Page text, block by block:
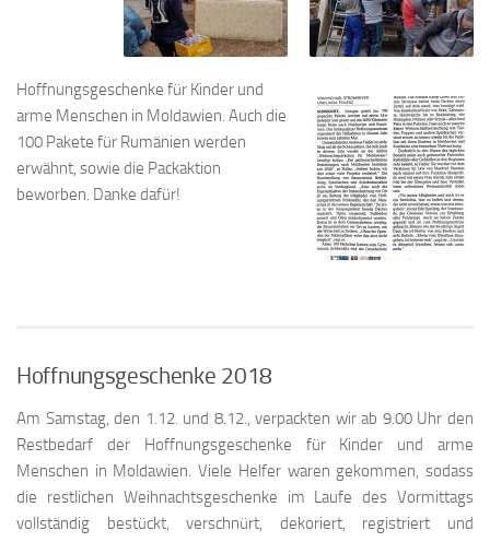
Hoffnungsgeschenke für Kinder und
arme Menschen in Moldawien. Auch die
100 Pakete für Rumänien werden
erwähnt, sowie die Packaktion
beworben. Danke dafür!
Hoffnungsgeschenke 2018
Am Samstag, den 1.12. und 8.12., verpackten wir ab 9.00 Uhr den
Restbedarf der Hoffnungsgeschenke für Kinder und arme
Menschen in Moldawien. Viele Helfer waren gekommen, sodass
die restlichen Weihnachtsgeschenke im Laufe des Vormittags
vollständig bestückt, verschnürt, dekoriert, registriert und